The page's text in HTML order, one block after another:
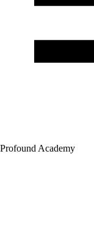
Profound Academy